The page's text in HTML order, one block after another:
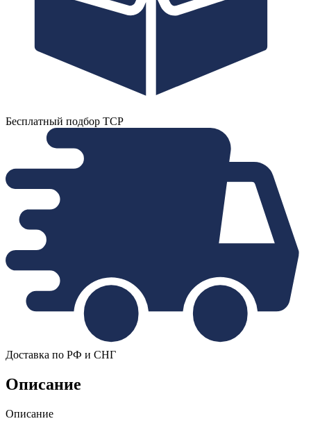
Бесплатный подбор ТСР
Доставка по РФ и СНГ
Описание
Описание